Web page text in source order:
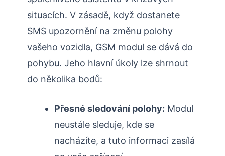
situacích. V zásadě, když dostanete
SMS upozornění na změnu polohy
vašeho vozidla, GSM modul se dává do
pohybu. Jeho hlavní úkoly lze shrnout
do několika bodů:
Přesné sledování polohy: Modul
neustále sleduje, kde se
nacházíte, a tuto informaci zasílá